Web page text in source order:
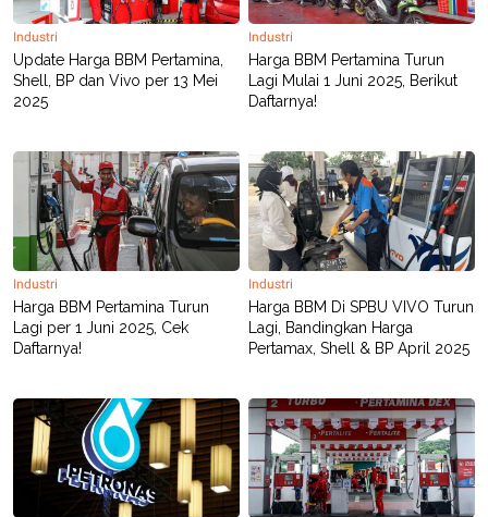
Industri
Update Harga BBM Pertamina,
Shell, BP dan Vivo per 13 Mei
2025
Industri
Harga BBM Pertamina Turun
Lagi Mulai 1 Juni 2025, Berikut
Daftarnya!
Industri
Harga BBM Pertamina Turun
Lagi per 1 Juni 2025, Cek
Daftarnya!
Industri
Harga BBM Di SPBU VIVO Turun
Lagi, Bandingkan Harga
Pertamax, Shell & BP April 2025